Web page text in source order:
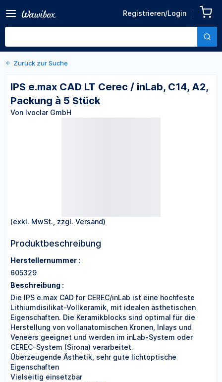
Registrieren/Login
inLab, C14, A2, Packung à 5
Stück
Von Ivoclar GmbH
Zurück zu den Produktdetails
Zurück zur Suche
IPS e.max CAD LT Cerec / inLab, C14, A2,
Packung à 5 Stück
Von Ivoclar GmbH
(exkl. MwSt., zzgl. Versand)
Produktbeschreibung
Herstellernummer :
605329
Beschreibung :
Die IPS e.max CAD for CEREC/inLab ist eine hochfeste
Lithiumdisilikat-Vollkeramik, mit idealen ästhetischen
Eigenschaften. Die Keramikblocks sind optimal für die
Herstellung von vollanatomischen Kronen, Inlays und
Veneers geeignet und werden im inLab-System oder
CEREC-System (Sirona) verarbeitet.
Überzeugende Ästhetik, sehr gute lichtoptische
Eigenschaften
Vielseitig einsetzbar